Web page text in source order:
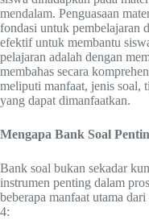
mendalam. Penguasaan
fondasi untuk pembelajaran
efektif untuk membantu
pelajaran adalah dengan
membahas secara
meliputi manfaat, jenis soal,
yang dapat dimanfaatkan.
Mengapa Bank Soal
Bank soal bukan sekadar
instrumen penting dalam
beberapa manfaat utama
4: